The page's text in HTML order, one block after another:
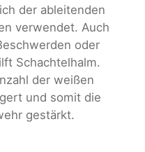
der ableitenden
verwendet. Auch
oder
Schachtelhalm.
der weißen
und somit die
gestärkt.